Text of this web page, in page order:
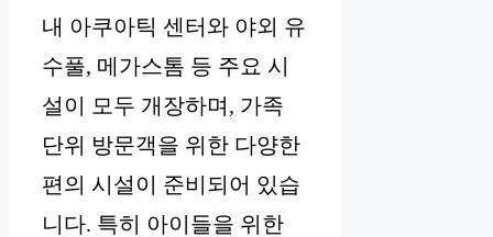
내 아쿠아틱 센터와 야외 유
수풀, 메가스톰 등 주요 시
설이 모두 개장하며, 가족
단위 방문객을 위한 다양한
편의 시설이 준비되어 있습
니다. 특히 아이들을 위한